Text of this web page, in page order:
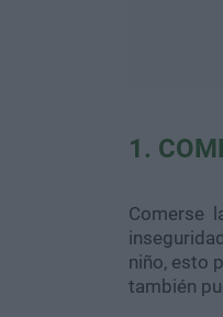
1.
Comerse
niño, esto
también